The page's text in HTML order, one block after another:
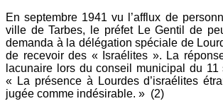
En septembre 1941 vu l’afflux de
ville de Tarbes, le préfet Le Gentil de
demanda à la délégation spéciale de
de recevoir des « Israélites ». La
lacunaire lors du conseil municipal du 11
« La présence à Lourdes d’israélites
jugée comme indésirable. » (2)